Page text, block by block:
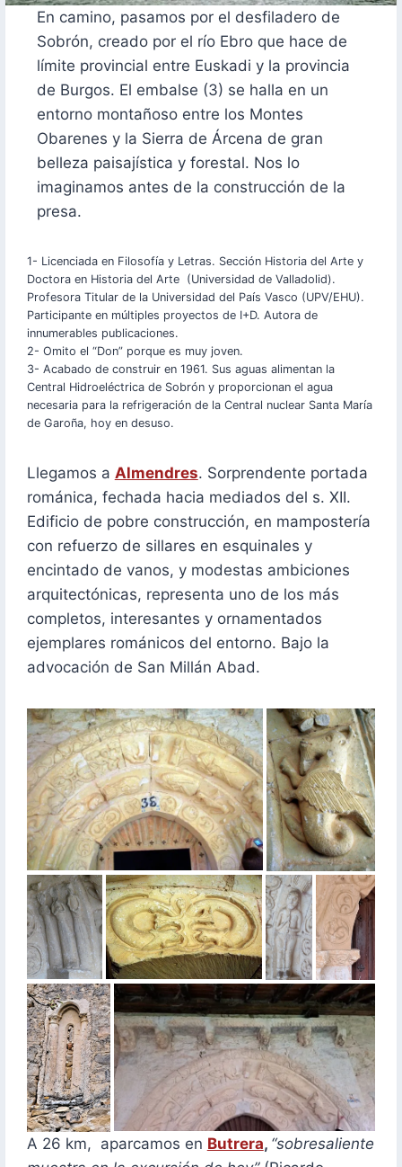
En camino, pasamos por el desfiladero de
Sobrón, creado por el río Ebro que hace de
límite provincial entre Euskadi y la provincia
de Burgos. El embalse (3) se halla en un
entorno montañoso entre los Montes
Obarenes y la Sierra de Árcena de gran
belleza paisajística y forestal. Nos lo
imaginamos antes de la construcción de la
presa.
1- Licenciada en Filosofía y Letras. Sección Historia del Arte y
Doctora en Historia del Arte (Universidad de Valladolid).
Profesora Titular de la Universidad del País Vasco (UPV/EHU).
Participante en múltiples proyectos de I+D. Autora de
innumerables publicaciones.
2- Omito el “Don” porque es muy joven.
3- Acabado de construir en 1961. Sus aguas alimentan la
Central Hidroeléctrica de Sobrón y proporcionan el agua
necesaria para la refrigeración de la Central nuclear Santa María
de Garoña, hoy en desuso.
Llegamos a Almendres. Sorprendente portada
románica, fechada hacia mediados del s. XII.
Edificio de pobre construcción, en mampostería
con refuerzo de sillares en esquinales y
encintado de vanos, y modestas ambiciones
arquitectónicas, representa uno de los más
completos, interesantes y ornamentados
ejemplares románicos del entorno. Bajo la
advocación de San Millán Abad.
A 26 km, aparcamos en Butrera, “sobresaliente